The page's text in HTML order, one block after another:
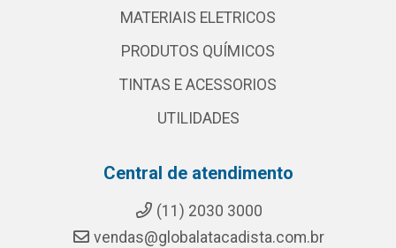
MATERIAIS ELETRICOS
PRODUTOS QUÍMICOS
TINTAS E ACESSORIOS
UTILIDADES
Central de atendimento
(11) 2030 3000
vendas@globalatacadista.com.br